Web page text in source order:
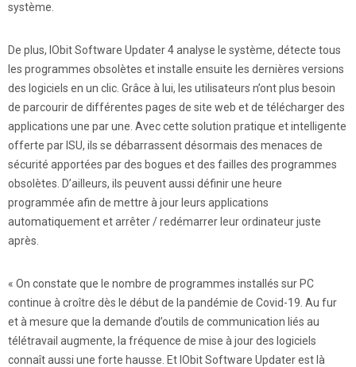
système.
De plus, IObit Software Updater 4 analyse le système, détecte tous
les programmes obsolètes et installe ensuite les dernières versions
des logiciels en un clic. Grâce à lui, les utilisateurs n’ont plus besoin
de parcourir de différentes pages de site web et de télécharger des
applications une par une. Avec cette solution pratique et intelligente
offerte par ISU, ils se débarrassent désormais des menaces de
sécurité apportées par des bogues et des failles des programmes
obsolètes. D’ailleurs, ils peuvent aussi définir une heure
programmée afin de mettre à jour leurs applications
automatiquement et arrêter / redémarrer leur ordinateur juste
après.
« On constate que le nombre de programmes installés sur PC
continue à croître dès le début de la pandémie de Covid-19. Au fur
et à mesure que la demande d’outils de communication liés au
télétravail augmente, la fréquence de mise à jour des logiciels
connaît aussi une forte hausse. Et IObit Software Updater est là